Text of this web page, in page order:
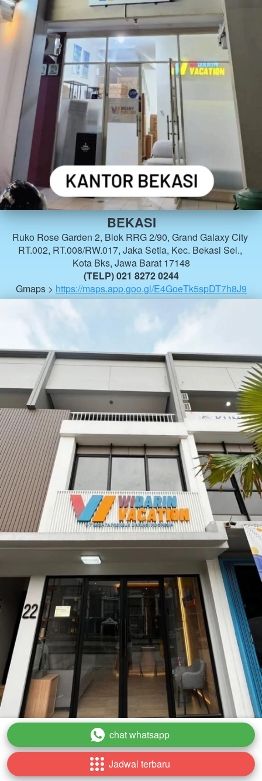
BEKASI
Ruko Rose Garden 2, Blok RRG 2/90, Grand Galaxy City
RT.002, RT.008/RW.017, Jaka Setia, Kec. Bekasi Sel.,
Kota Bks, Jawa Barat 17148
(TELP) 021 8272 0244
Gmaps > https://maps.app.goo.gl/E4GoeTk5spDT7h8J9
TANGERANG
` chat whatsapp
` Jadwal terbaru